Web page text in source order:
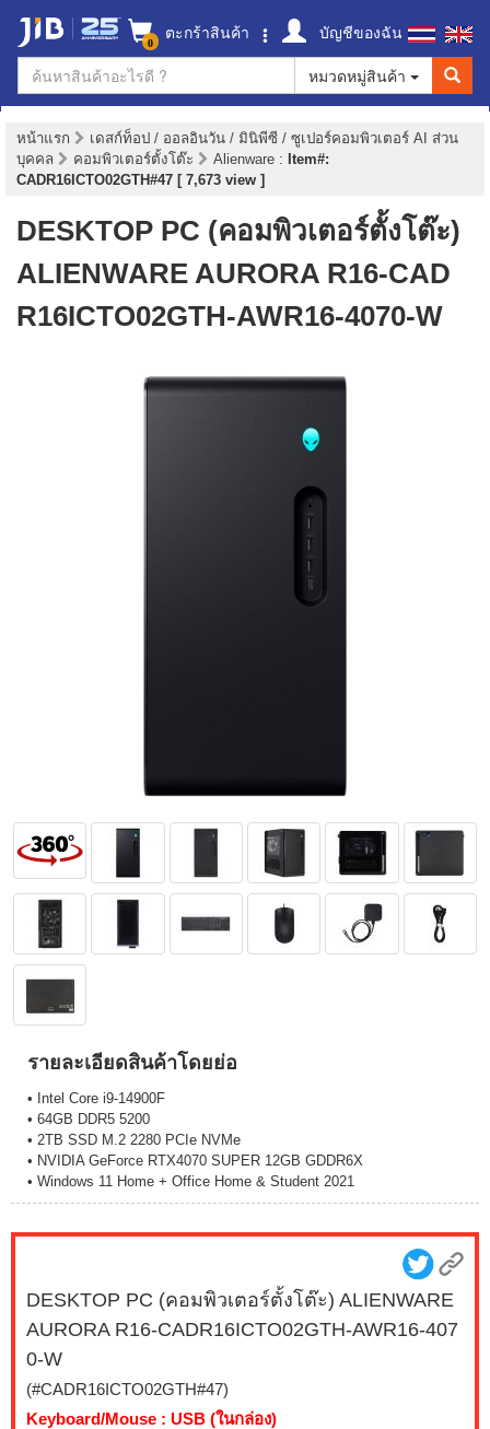
0 ตะกร้าสินค้า
บัญชีของฉัน
หมวดหมู่สินค้า
หน้าแรก
เดสก์ท็อป / ออลอินวัน / มินิพีซี / ซูเปอร์คอมพิวเตอร์ AI ส่วน
บุคคล
คอมพิวเตอร์ตั้งโต๊ะ Alienware : Item#:
CADR16ICTO02GTH#47 [ 7,673 view ]
DESKTOP PC (คอมพิวเตอร์ตั้งโต๊ะ)
ALIENWARE AURORA R16-CAD
R16ICTO02GTH-AWR16-4070-W
รายละเอียดสินค้าโดยย่อ
• Intel Core i9-14900F
• 64GB DDR5 5200
• 2TB SSD M.2 2280 PCIe NVMe
• NVIDIA GeForce RTX4070 SUPER 12GB GDDR6X
• Windows 11 Home + Office Home & Student 2021
DESKTOP PC (คอมพิวเตอร์ตั้งโต๊ะ) ALIENWARE
AURORA R16-CADR16ICTO02GTH-AWR16-407
0-W
(#CADR16ICTO02GTH#47)
Keyboard/Mouse : USB (ในกล่อง)